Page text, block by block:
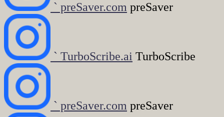
` preSaver.com preSaver
` TurboScribe.ai TurboScribe
` preSaver.com preSaver